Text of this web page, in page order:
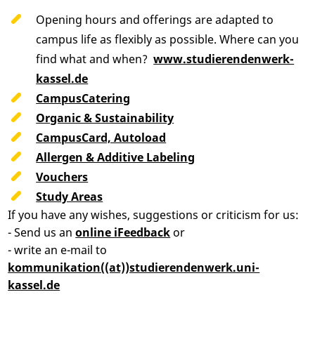
Opening hours and offerings are adapted to
campus life as flexibly as possible. Where can you
find what and when?www.studierendenwerk-
kassel.de
CampusCatering
Organic & Sustainability
CampusCard, Autoload
Allergen & Additive Labeling
Vouchers
Study Areas
If you have any wishes, suggestions or criticism for us:
- Send us anonline iFeedback or
- write an e-mail to
kommunikation((at))studierendenwerk.uni-
kassel.de